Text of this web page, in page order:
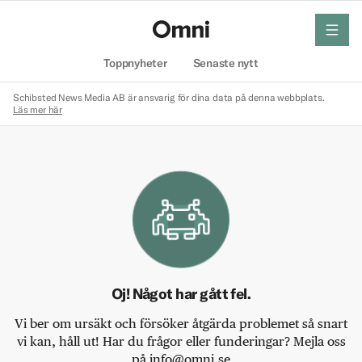
Toppnyheter Senaste nytt
meny
Schibsted News Media AB är ansvarig för dina data på denna webbplats.
Läs mer här
Oj! Något har gått fel.
Vi ber om ursäkt och försöker åtgärda problemet så snart
vi kan, håll ut! Har du frågor eller funderingar? Mejla oss